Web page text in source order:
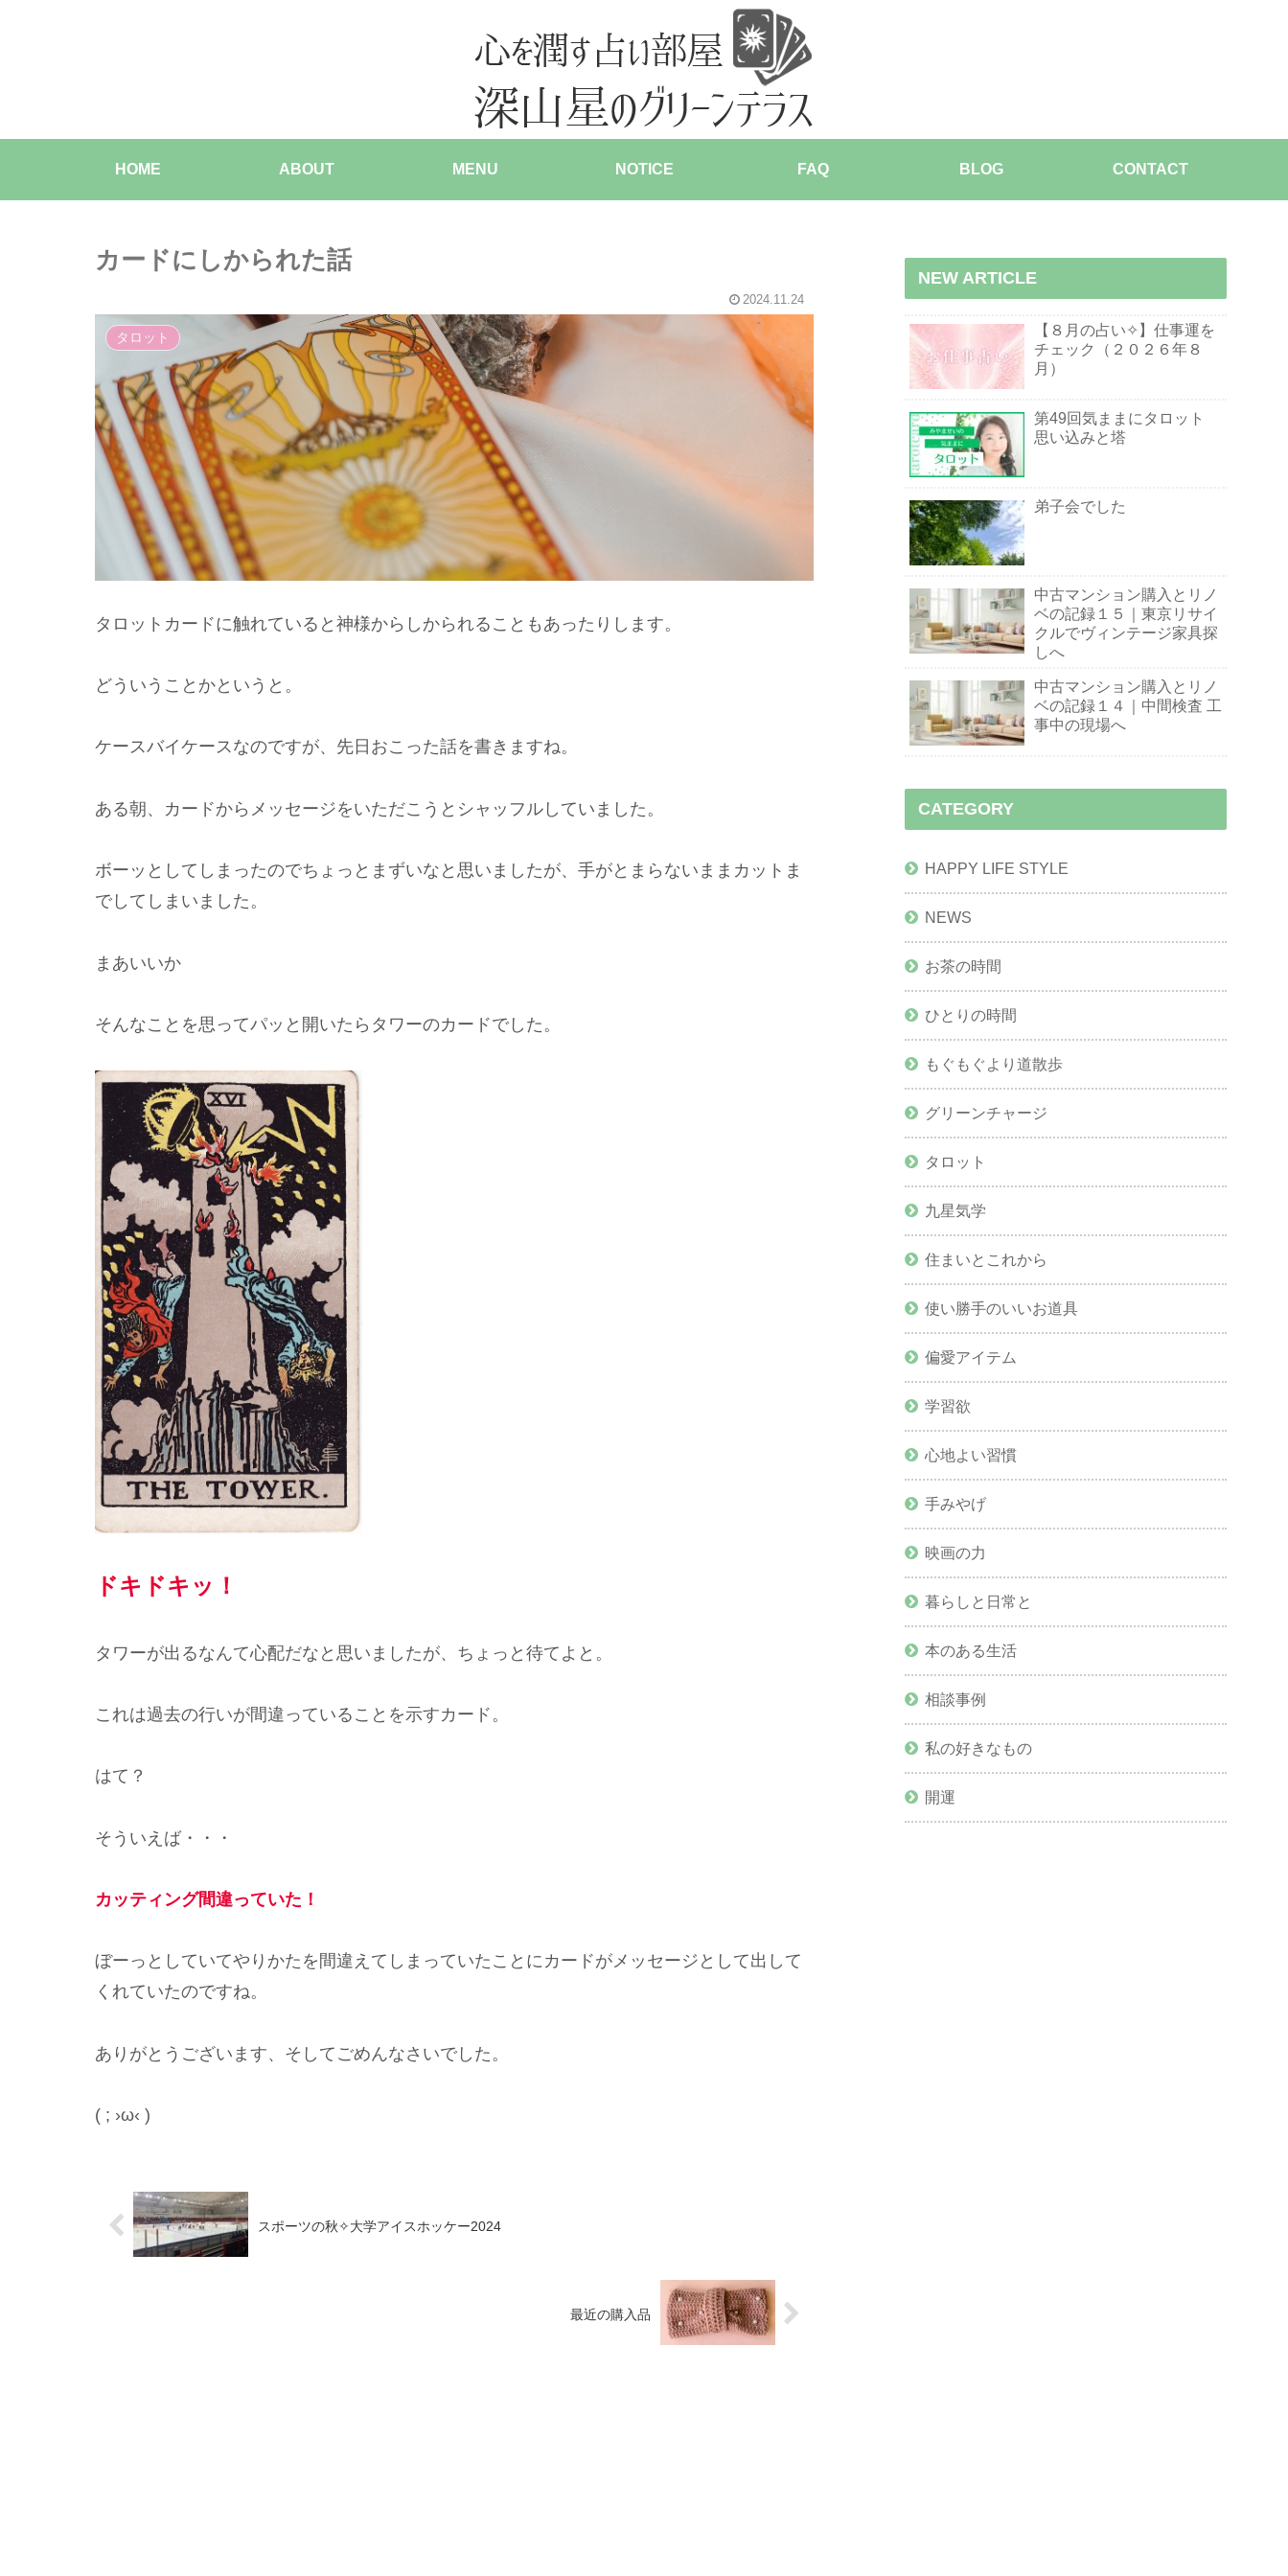
HOME ABOUT MENU NOTICE FAQ BLOG CONTACT
カードにしかられた話
2024.11.24
タロット
タロットカードに触れていると神様からしかられることもあったりします。
どういうことかというと。
ケースバイケースなのですが、先日おこった話を書きますね。
ある朝、カードからメッセージをいただこうとシャッフルしていました。
ボーッとしてしまったのでちょっとまずいなと思いましたが、手がとまらないままカットま
でしてしまいました。
まあいいか
そんなことを思ってパッと開いたらタワーのカードでした。
ドキドキッ！
タワーが出るなんて心配だなと思いましたが、ちょっと待てよと。
これは過去の行いが間違っていることを示すカード。
はて？
そういえば・・・
カッティング間違っていた！
ぼーっとしていてやりかたを間違えてしまっていたことにカードがメッセージとして出して
くれていたのですね。
ありがとうございます、そしてごめんなさいでした。
( ; ›ω‹ )
スポーツの秋✧大学アイスホッケー2024
最近の購入品
NEW ARTICLE
【８月の占い✧】仕事運を
チェック（２０２６年８
月）
第49回気ままにタロット
思い込みと塔
弟子会でした
中古マンション購入とリノ
ベの記録１５｜東京リサイ
クルでヴィンテージ家具探
しへ
中古マンション購入とリノ
ベの記録１４｜中間検査 工
事中の現場へ
CATEGORY
HAPPY LIFE STYLE
NEWS
お茶の時間
ひとりの時間
もぐもぐより道散歩
グリーンチャージ
タロット
九星気学
住まいとこれから
使い勝手のいいお道具
偏愛アイテム
学習欲
心地よい習慣
手みやげ
映画の力
暮らしと日常と
本のある生活
相談事例
私の好きなもの
開運